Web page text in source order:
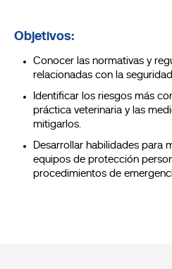
Objetivos:
Conocer las normativas y
relacionadas con la
Identificar los riesgos más
práctica veterinaria y las
mitigarlos.
Desarrollar habilidades para
equipos de protección
procedimientos de